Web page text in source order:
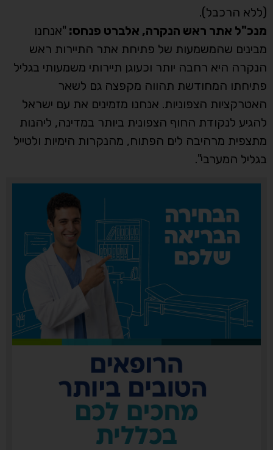
(ללא הרכבל).
מנכ"ל אתר ראש הנקרה, אלברט פנחס: "אנחנו
מבינים שהמשמעות של פתיחת אתר התיירות ראש
הנקרה היא רחבה יותר וכעוגן תיירותי משמעותי בגליל
פתיחתו המחודשת תהווה מקפצה גם לשאר
האטרקציות הצפוניות. אנחנו מזמינים את עם ישראל
להגיע לנקודת החוף הצפונית ביותר במדינה, ליהנות
מתצפית מרהיבה לים הפתוח, מהנקרות הימיות ולטייל
בגליל המערבי".